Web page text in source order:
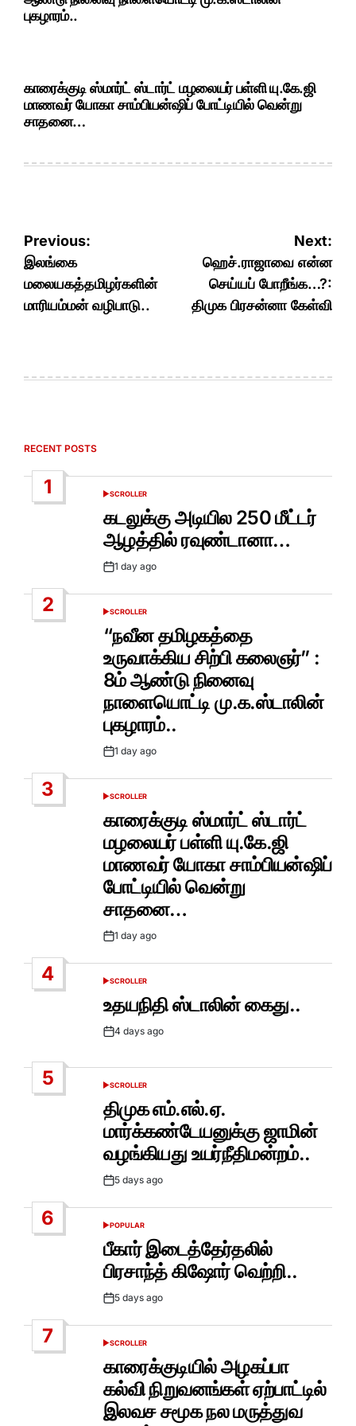
புகழாரம்..
காரைக்குடி ஸ்மார்ட் ஸ்டார்ட் மழலையர் பள்ளி யு.கே.ஜி
மாணவர் யோகா சாம்பியன்ஷிப் போட்டியில் வென்று
சாதனை…
Post
navigation
Previous:
இலங்கை
மலையகத்தமிழர்களின்
மாரியம்மன் வழிபாடு..
Next:
ஹெச்.ராஜாவை என்ன
செய்யப் போறீங்க…?:
திமுக பிரசன்னா கேள்வி
RECENT POSTS
1
POSTED
SCROLLER
கடலுக்கு அடியில 250 மீட்டர்
ஆழத்தில் ரவுண்டானா…
Post1 day ago
2
POSTED
IN
SCROLLER
“நவீன தமிழகத்தை
உருவாக்கிய சிற்பி கலைஞர்” :
8ம் ஆண்டு நினைவு
நாளையொட்டி மு.க.ஸ்டாலின்
புகழாரம்..
Post1 day ago
3
POSTED
SCROLLER
காரைக்குடி ஸ்மார்ட் ஸ்டார்ட்
மழலையர் பள்ளி யு.கே.ஜி
மாணவர் யோகா சாம்பியன்ஷிப்
போட்டியில் வென்று
சாதனை…
Post1 day ago
4
POSTED
SCROLLER
உதயநிதி ஸ்டாலின் கைது..
Post4 days ago
5
POSTED
SCROLLER
திமுக எம்.எல்.ஏ.
மார்க்கண்டேயனுக்கு ஜாமின்
வழங்கியது உயர்நீதிமன்றம்..
Post5 days ago
6
POSTED
IN
POPULAR
பீகார் இடைத்தேர்தலில்
பிரசாந்த் கிஷோர் வெற்றி..
Post5 days ago
7
POSTED
SCROLLER
காரைக்குடியில் அழகப்பா
கல்வி நிறுவனங்கள் ஏற்பாட்டில்
இலவச சமூக நல மருத்துவ